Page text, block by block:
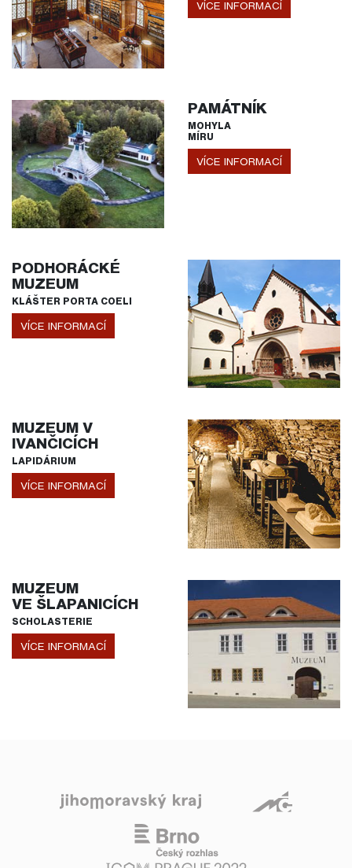
VÍCE INFORMACÍ
PAMÁTNÍK
MOHYLA
MÍRU
VÍCE INFORMACÍ
PODHORÁCKÉ
MUZEUM
KLÁŠTER PORTA COELI
VÍCE INFORMACÍ
MUZEUM V
IVANČICÍCH
LAPIDÁRIUM
VÍCE INFORMACÍ
MUZEUM
VE ŠLAPANICÍCH
SCHOLASTERIE
VÍCE INFORMACÍ